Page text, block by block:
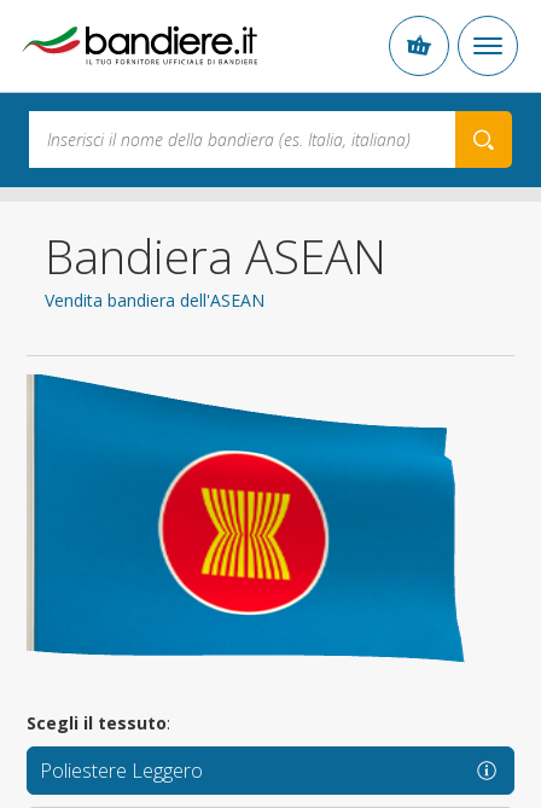
Bandiera ASEAN
Vendita bandiera dell'ASEAN
Scegli il tessuto:
Poliestere Leggero